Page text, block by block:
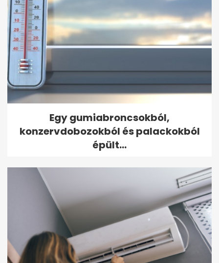
Egy gumiabroncsokból,
konzervdobozokból és palackokból
épült...